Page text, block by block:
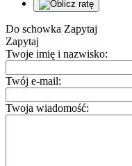
Do schowka Zapytaj
Zapytaj
Twoje imię i nazwisko:
Twój e-mail:
Twoja wiadomość: